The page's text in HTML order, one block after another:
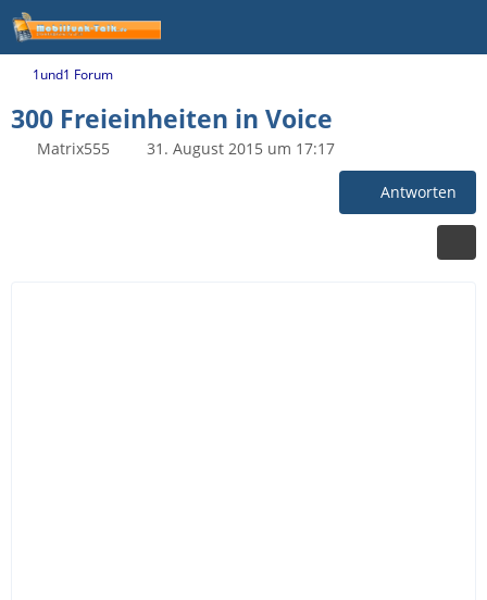
1und1 Forum
300 Freieinheiten in Voice
Matrix555 31. August 2015 um 17:17
Antworten